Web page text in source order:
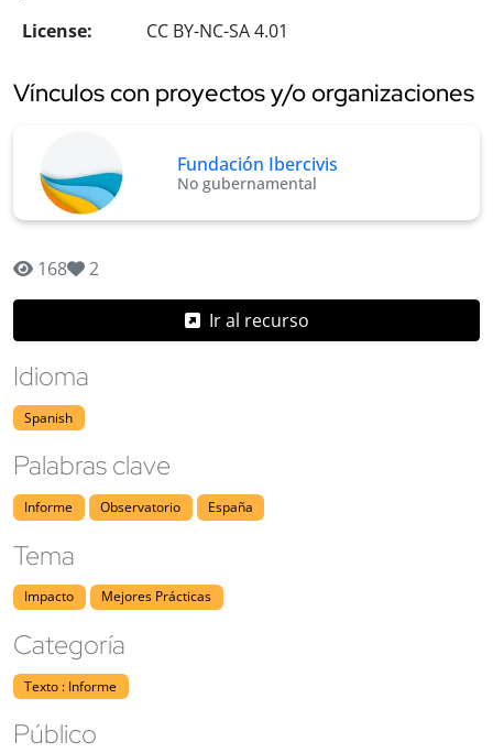
License: CC BY-NC-SA 4.01
Vínculos con proyectos y/o organizaciones
Fundación Ibercivis
No gubernamental
168 2
Ir al recurso
Idioma
Spanish
Palabras clave
Informe Observatorio España
Tema
Impacto Mejores Prácticas
Categoría
Texto : Informe
Público